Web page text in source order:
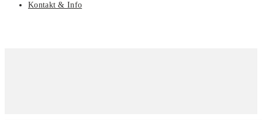
Kontakt & Info